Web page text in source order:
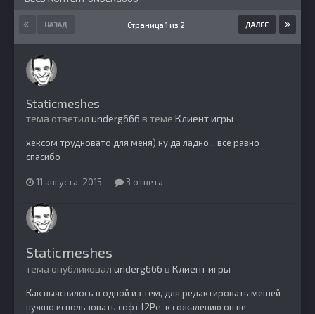
НАЗАД ДАЛЕЕ
Страница 1 из 2
Staticmeshes
тема ответил underg666 в теме Клиент игры
хексом трудновато для меня) ну да ладно... все равно
спасибо
11 августа, 2015 3 ответа
Staticmeshes
тема опубликовал underg666 в Клиент игры
Как выяснилось в одной из тем, для редактировать мешей
нужно использовать софт l2Pe, к сожалению он не